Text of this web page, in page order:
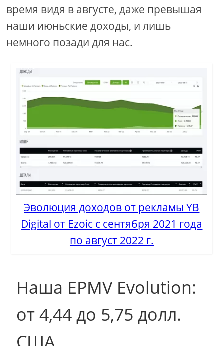
время видя в августе, даже превышая
наши июньские доходы, и лишь
немного позади для нас.
Эволюция доходов от рекламы YB
Digital от Ezoic с сентября 2021 года
по август 2022 г.
Наша EPMV Evolution:
от 4,44 до 5,75 долл.